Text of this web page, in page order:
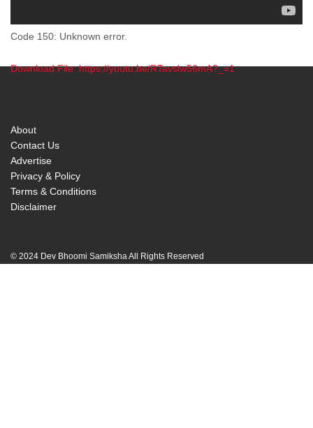
Code 150: Unknown error.
Download File: https://youtu.be/RTavslw56mA?_=1
About
Contact Us
Advertise
Privacy & Policy
Terms & Conditions
Disclaimer
© 2024 Dev Bhoomi Samiksha All Rights Reserved